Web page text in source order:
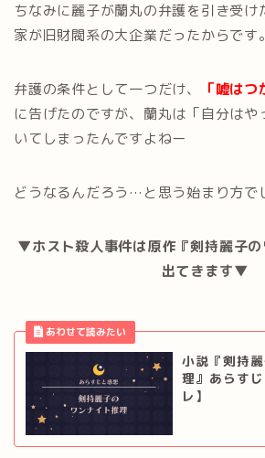
ちなみに麗子が蘭丸の弁護を引き受け
家が旧財閥系の大企業だったからです。
弁護の条件として一つだけ、 「嘘はつ
に告げたのですが、蘭丸は「自分はや
いてしまったんですよねー
どうなるんだろう…と思う始まり方で
▼ホスト殺人事件は原作『剣持麗子
出てきます▼
小説『剣持
理』あらす
レ】